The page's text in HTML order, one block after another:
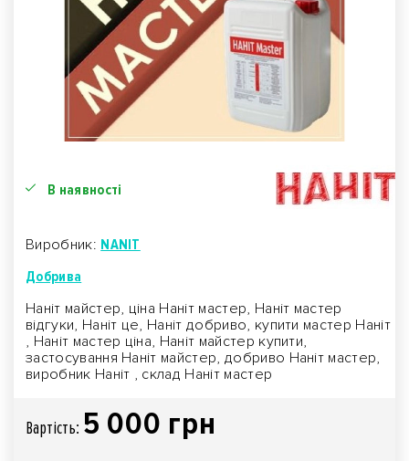
В наявності
Виробник: NANIT
Добрива
Наніт майстер, ціна Наніт мастер, Наніт мастер
відгуки, Наніт це, Наніт добриво, купити мастер Наніт
, Наніт мастер ціна, Наніт майстер купити,
застосування Наніт майстер, добриво Наніт мастер,
виробник Наніт , склад Наніт мастер
Вартiсть: 5 000 грн